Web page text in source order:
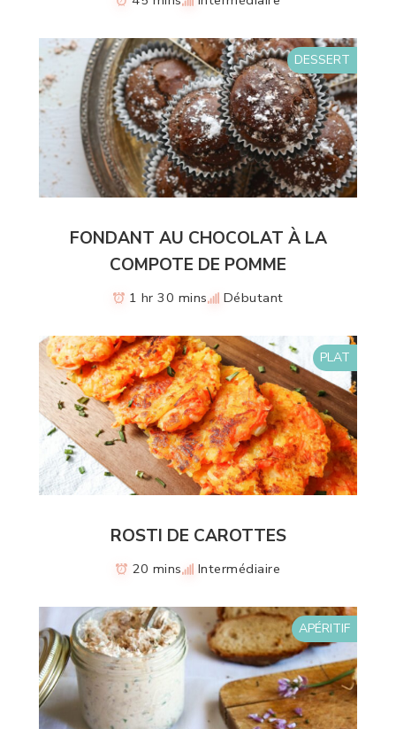
DESSERT
FONDANT AU CHOCOLAT À LA
COMPOTE DE POMME
1 hr 30 mins Débutant
PLAT
ROSTI DE CAROTTES
20 mins Intermédiaire
APÉRITIF